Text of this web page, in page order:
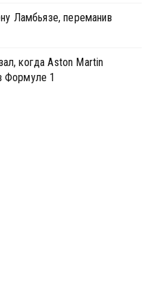
Ламбьязе, переманив
когда Aston Martin
Формуле 1